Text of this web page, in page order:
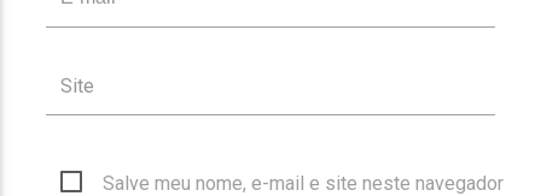
Salve meu nome, e-mail e site neste navegador